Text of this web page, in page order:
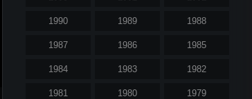
1990 1989 1988
1987 1986 1985
1984 1983 1982
1981 1980 1979